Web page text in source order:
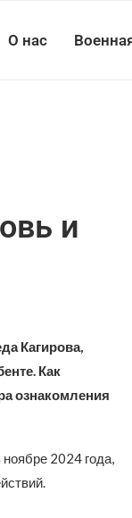
О нас
и
Кагирова,
Как
ознакомления
2024 года,